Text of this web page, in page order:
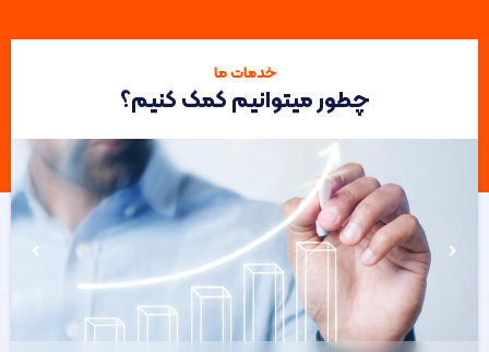
چطور میتوانیم کمک کنیم؟
خدمات ما